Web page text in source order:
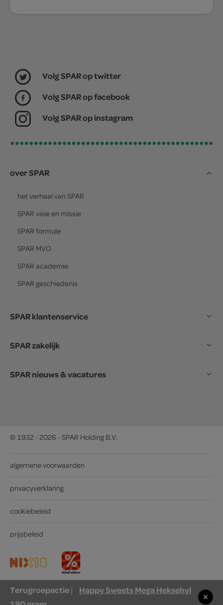
Volg SPAR op twitter
Volg SPAR op facebook
Volg SPAR op instagram
over SPAR
het verhaal van SPAR
SPAR visie en missie
SPAR formule
SPAR MVO
SPAR academie
SPAR geschiedenis
SPAR klantenservice
SPAR zakelijk
SPAR nieuws & vacatures
© 1932 - 2026 - SPAR Holding B.V.
algemene voorwaarden
privacyverklaring
cookiebeleid
prijsbeleid
Terugroepactie|
Happy Sweets Mega Heksehyl